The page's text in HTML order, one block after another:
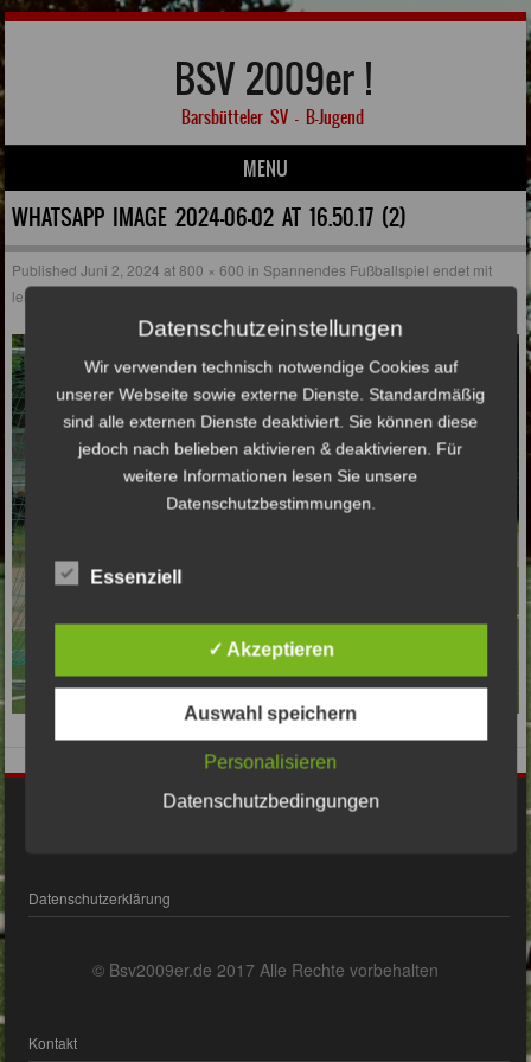
BSV 2009er !
Barsbütteler SV – B-Jugend
MENU
Skip to content
WHATSAPP IMAGE 2024-06-02 AT 16.50.17 (2)
PublishedJuni 2, 2024 at800 × 600 in Spannendes Fußballspiel endet mit
leistungsgerechter Punkteteilung
Datenschutzerklärung
© Bsv2009er.de 2017 Alle Rechte vorbehalten
Kontakt
Datenschutzeinstellungen
Wir verwenden technisch notwendige Cookies auf
unserer Webseite sowie externe Dienste. Standardmäßig
sind alle externen Dienste deaktiviert. Sie können diese
jedoch nach belieben aktivieren & deaktivieren. Für
weitere Informationen lesen Sie unsere
Datenschutzbestimmungen.
Essenziell
✓ Akzeptieren
Auswahl speichern
Personalisieren
Datenschutzbedingungen